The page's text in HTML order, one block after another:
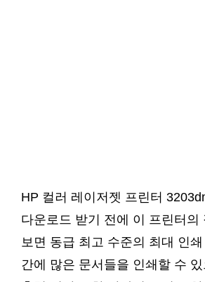
HP 컬러 레이저젯 프린터
다운로드 받기 전에 이 프린터의
보면 동급 최고 수준의 최대 인쇄
간에 많은 문서들을 인쇄할 수 있